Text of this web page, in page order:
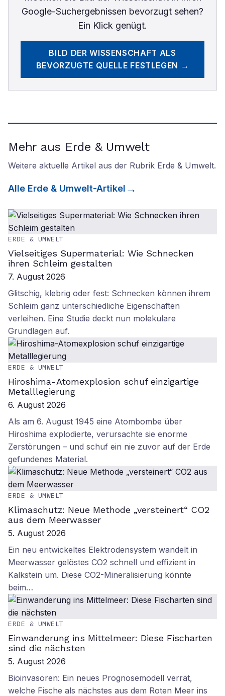
Google-Suchergebnissen bevorzugt sehen?
Ein Klick genügt.
BILD DER WISSENSCHAFT ALS
BEVORZUGTE QUELLE FESTLEGEN →
Mehr aus Erde & Umwelt
Weitere aktuelle Artikel aus der Rubrik Erde & Umwelt.
Alle Erde & Umwelt-Artikel
ERDE & UMWELT
Vielseitiges Supermaterial: Wie Schnecken
ihren Schleim gestalten
7. August 2026
Glitschig, klebrig oder fest: Schnecken können ihrem
Schleim ganz unterschiedliche Eigenschaften
verleihen. Eine Studie deckt nun molekulare
Grundlagen auf.
ERDE & UMWELT
Hiroshima-Atomexplosion schuf einzigartige
Metalllegierung
6. August 2026
Als am 6. August 1945 eine Atombombe über
Hiroshima explodierte, verursachte sie enorme
Zerstörungen – und schuf ein nie zuvor auf der Erde
gefundenes Material.
ERDE & UMWELT
Klimaschutz: Neue Methode „versteinert“ CO2
aus dem Meerwasser
5. August 2026
Ein neu entwickeltes Elektrodensystem wandelt in
Meerwasser gelöstes CO2 schnell und effizient in
Kalkstein um. Diese CO2-Mineralisierung könnte
beim…
ERDE & UMWELT
Einwanderung ins Mittelmeer: Diese Fischarten
sind die nächsten
5. August 2026
Bioinvasoren: Ein neues Prognosemodell verrät,
welche Fische als nächstes aus dem Roten Meer ins